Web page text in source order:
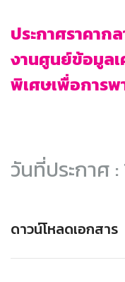
ประกาศราคาก
งานศูนย์ข้อมูล
พิเศษเพื่อการ
วันที่ประกาศ :
ดาวน์โหลดเอกสาร